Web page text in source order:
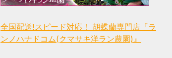
全国配送!スピード対応！ 胡蝶蘭専門店『ラ
ンノハナドコム(クマサキ洋ラン農園)』